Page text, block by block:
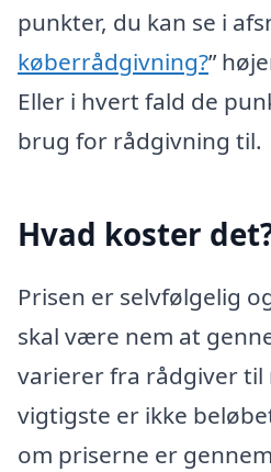
punkter, du kan se i
køberrådgivning?”
Eller i hvert fald de
brug for rådgivning til.
Hvad koster
Prisen er selvfølgelig
skal være nem at
varierer fra rådgiver til
vigtigste er ikke
om priserne er